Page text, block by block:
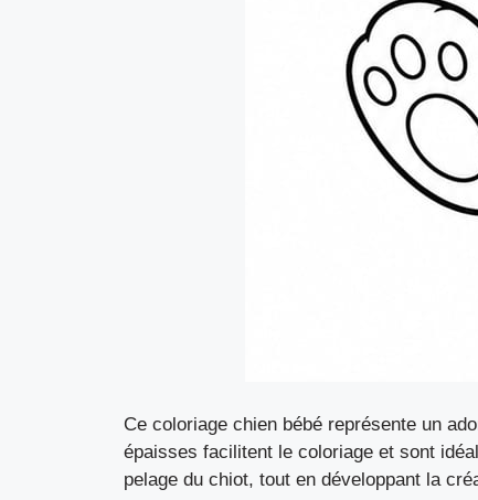
Ce coloriage chien bébé représente un
épaisses facilitent le coloriage et sont
pelage du chiot, tout en développant la